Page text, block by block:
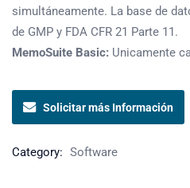
simultáneamente. La base de
de GMP y FDA CFR 21 Parte 11.
MemoSuite Basic: Unicamente
Solicitar más Información
Category: Software